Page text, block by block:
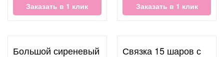
Заказать в 1 клик
Заказать в 1 клик
Большой сиреневый Связка 15 шаров с